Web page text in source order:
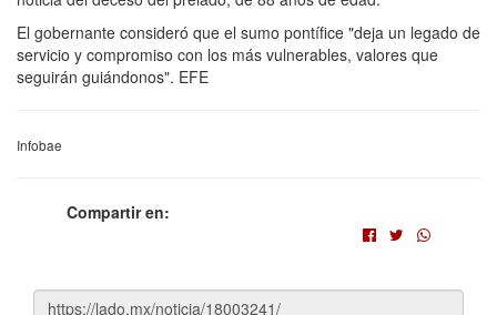
El gobernante consideró que el sumo pontífice "deja un legado de
servicio y compromiso con los más vulnerables, valores que
seguirán guiándonos". EFE
Infobae
Compartir en: